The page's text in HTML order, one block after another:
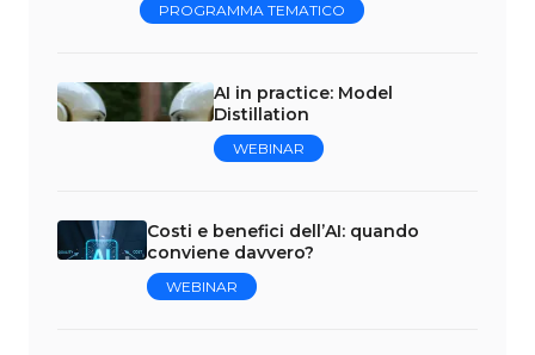
PROGRAMMA TEMATICO
AI in practice: Model
Distillation
WEBINAR
Costi e benefici dell’AI: quando
conviene davvero?
WEBINAR